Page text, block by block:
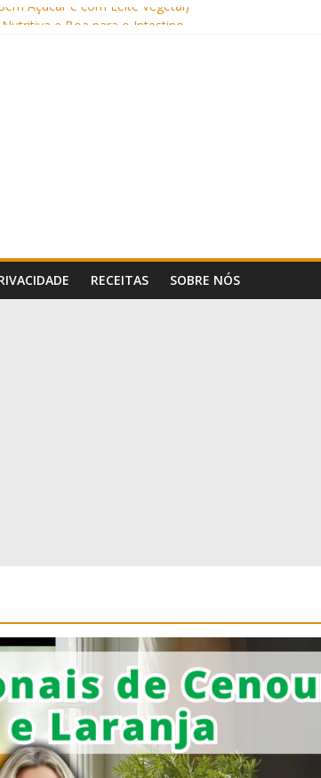
Açúcar e com Leite Vegetal)
Alulose)
(Sem Forno, Fácil e Fofinho)
Uma Receita Prática e Deliciosa
RECEITAS SOBRE NÓS